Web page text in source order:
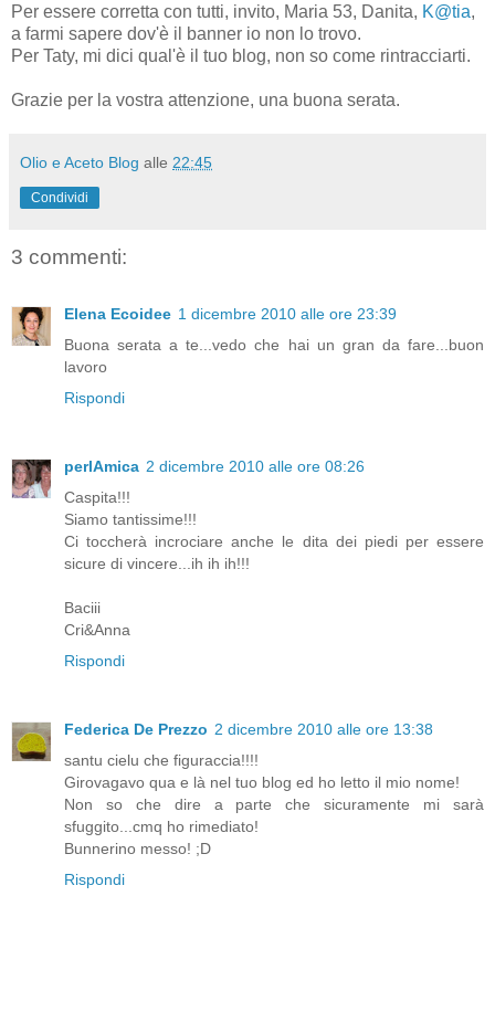
Per essere corretta con tutti, invito, Maria 53, Danita, K@tia,
a farmi sapere dov'è il banner io non lo trovo.
Per Taty, mi dici qual'è il tuo blog, non so come rintracciarti.
Grazie per la vostra attenzione, una buona serata.
Olio e Aceto Blog alle 22:45
Condividi
3 commenti:
Elena Ecoidee 1 dicembre 2010 alle ore 23:39
Buona serata a te...vedo che hai un gran da fare...buon
lavoro
Rispondi
perlAmica 2 dicembre 2010 alle ore 08:26
Caspita!!!
Siamo tantissime!!!
Ci toccherà incrociare anche le dita dei piedi per essere
sicure di vincere...ih ih ih!!!
Baciii
Cri&Anna
Rispondi
Federica De Prezzo 2 dicembre 2010 alle ore 13:38
santu cielu che figuraccia!!!!
Girovagavo qua e là nel tuo blog ed ho letto il mio nome!
Non so che dire a parte che sicuramente mi sarà
sfuggito...cmq ho rimediato!
Bunnerino messo! ;D
Rispondi